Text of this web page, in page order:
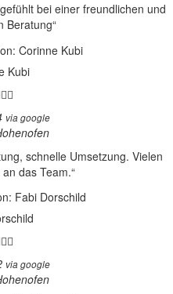
bei einer freundlichen und
Beratung“
Kubi
via google
schnelle Umsetzung. Vielen
das Team.“
via google